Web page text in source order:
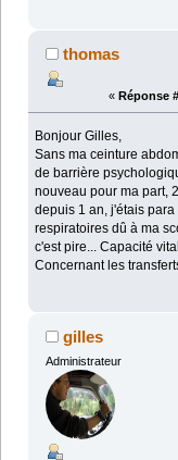
thomas
« Réponse
Bonjour Gilles,
Sans ma ceinture
de barrière
nouveau pour ma part,
depuis 1 an, j'étais
respiratoires dû à ma
c'est pire... Capacité
Concernant les
gilles
Administrateur